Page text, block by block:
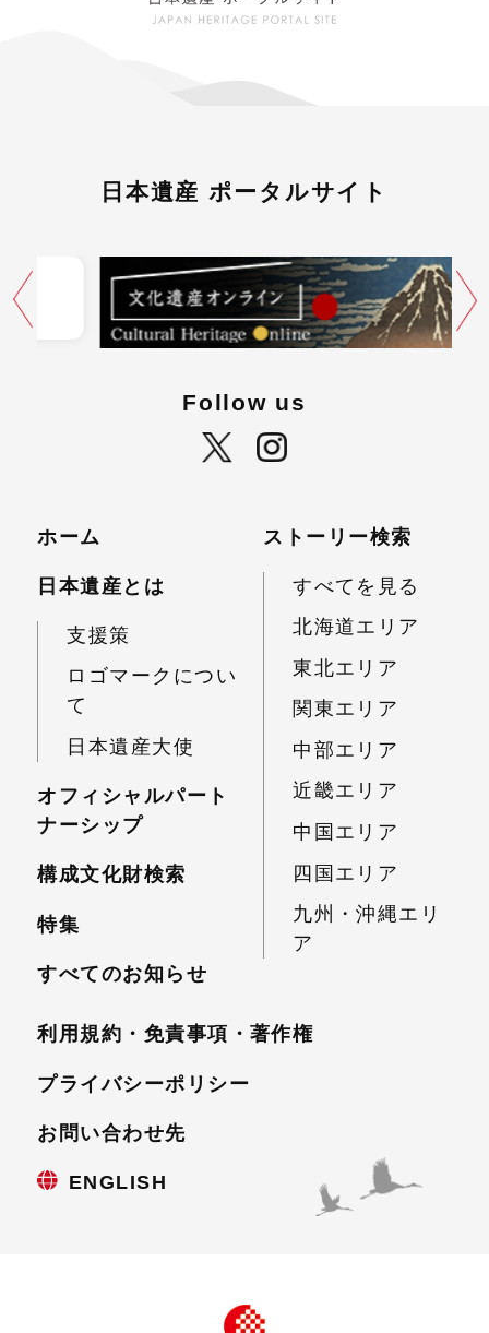
日本遺産 ポータルサイト
Follow us
ホーム
日本遺産とは
支援策
ロゴマークについ
て
日本遺産大使
オフィシャルパート
ナーシップ
構成文化財検索
特集
すべてのお知らせ
ストーリー検索
すべてを見る
北海道エリア
東北エリア
関東エリア
中部エリア
近畿エリア
中国エリア
四国エリア
九州・沖縄エリ
ア
利用規約・免責事項・著作権
プライバシーポリシー
お問い合わせ先
ENGLISH